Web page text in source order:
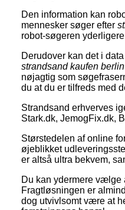
Den information kan
mennesker søger efter
robot-søgeren
Derudover kan det i
strandsand kaufen berlin
nøjagtig som
du at du er tilfreds med
Strandsand erhverves
Stark.dk, JemogFix.dk,
Størstedelen af online
øjeblikket
er altså ultra bekvem,
Du kan ydermere vælge
Fragtløsningen er
dog utvivlsomt være at